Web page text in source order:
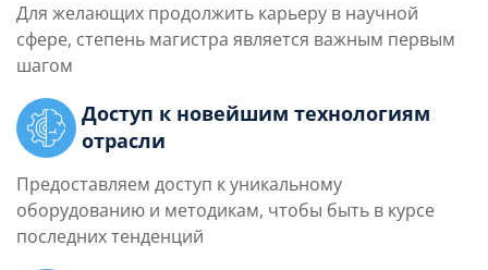
Для желающих продолжить карьеру в научной
сфере, степень магистра является важным первым
шагом
Доступ к новейшим технологиям
отрасли
Предоставляем доступ к уникальному
оборудованию и методикам, чтобы быть в курсе
последних тенденций